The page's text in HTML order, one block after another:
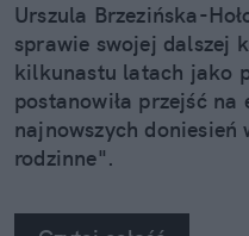
Urszula Brzezińska-
sprawie swojej dalszej
kilkunastu latach jako
postanowiła przejść na
najnowszych
rodzinne".